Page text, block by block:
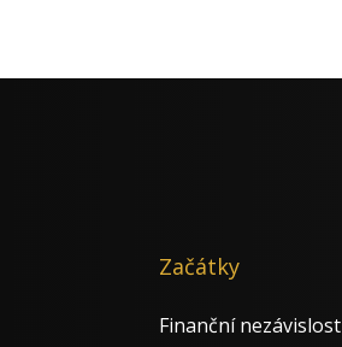
Začátky
Finanční nezávislost